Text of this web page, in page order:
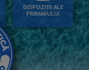
DISPOZIȚII ALE
PRIMARULUI